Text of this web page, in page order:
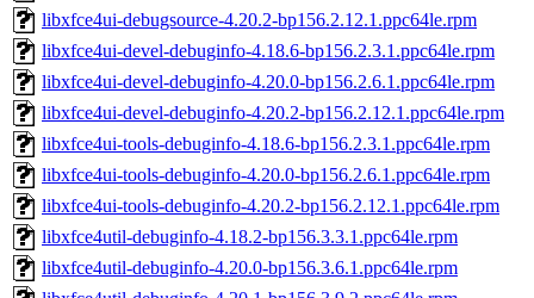
libxfce4ui-debugsource-4.20.2-bp156.2.12.1.ppc64le.rpm
libxfce4ui-devel-debuginfo-4.18.6-bp156.2.3.1.ppc64le.rpm
libxfce4ui-devel-debuginfo-4.20.0-bp156.2.6.1.ppc64le.rpm
libxfce4ui-devel-debuginfo-4.20.2-bp156.2.12.1.ppc64le.rpm
libxfce4ui-tools-debuginfo-4.18.6-bp156.2.3.1.ppc64le.rpm
libxfce4ui-tools-debuginfo-4.20.0-bp156.2.6.1.ppc64le.rpm
libxfce4ui-tools-debuginfo-4.20.2-bp156.2.12.1.ppc64le.rpm
libxfce4util-debuginfo-4.18.2-bp156.3.3.1.ppc64le.rpm
libxfce4util-debuginfo-4.20.0-bp156.3.6.1.ppc64le.rpm